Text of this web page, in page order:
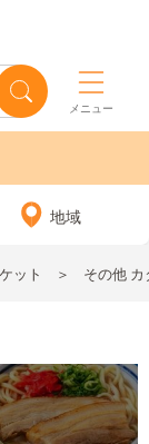
メニュー
地域
ット その他